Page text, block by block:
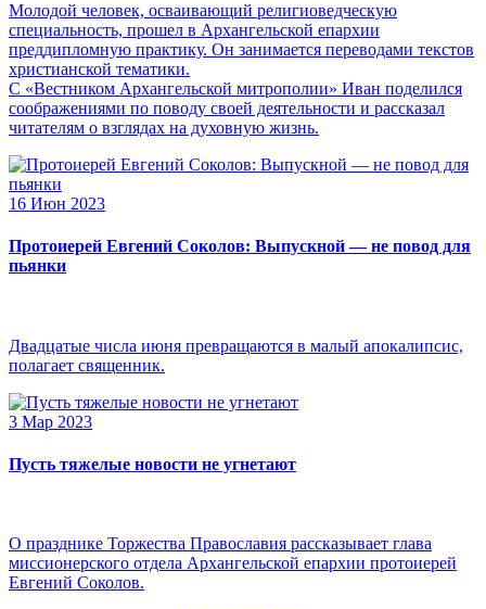
Молодой человек, осваивающий религиоведческую
специальность, прошел в Архангельской епархии
преддипломную практику. Он занимается переводами текстов
христианской тематики.
С «Вестником Архангельской митрополии» Иван поделился
соображениями по поводу своей деятельности и рассказал
читателям о взглядах на духовную жизнь.
16 Июн 2023
Протоиерей Евгений Соколов: Выпускной — не повод для
пьянки
Двадцатые числа июня превращаются в малый апокалипсис,
полагает священник.
3 Мар 2023
Пусть тяжелые новости не угнетают
О празднике Торжества Православия рассказывает глава
миссионерского отдела Архангельской епархии протоиерей
Евгений Соколов.